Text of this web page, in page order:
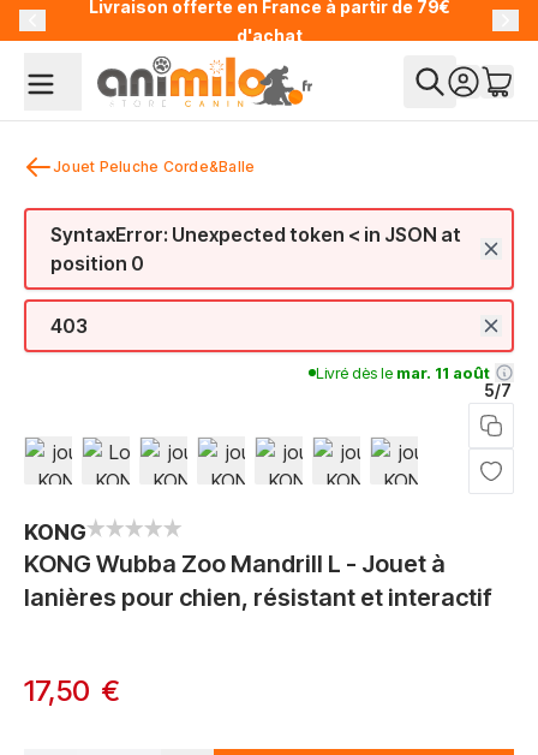
Allez au contenuLivraison offerte en France à partir de 79€
d'achat
Jouet Peluche Corde&Balle
SyntaxError: Unexpected token < in JSON at
position 0
403
KONG Wubba Zoo Mandrill L - Jouet à
lanières pour chien, résistant et interactif
KONG
5/7
View larger image
View larger image
View larger image
View larger image
View larger image
View larger image
View larger
Livré dès le mar. 11 août
17,50 €